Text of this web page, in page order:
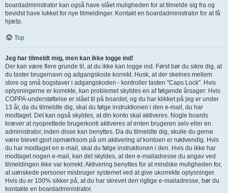
boardadministrator kan også have slået muligheden for at tilmelde sig fra og
bevidst have lukket for nye tilmeldinger. Kontakt en boardadministrator for at få
hjælp.
Top
Jeg har tilmeldt mig, men kan ikke logge ind!
Der kan være flere grunde til, at du ikke kan logge ind. Først bør du sikre dig, at
du taster brugernavn og adgangskode korrekt. Husk, at der skelnes mellem
store og små bogstaver i adgangskoden - kontroller tasten "Caps Lock". Hvis
oplysningerne er korrekte, kan problemet skyldes en af følgende årsager: Hvis
COPPA-understøttelse er slået til på boardet, og du har klikket på jeg er under
13 år, da du tilmeldte dig, skal du følge instruktionen i den e-mail, du har
modtaget. Det kan også skyldes, at din konto skal aktiveres. Nogle boards
kræver at nyoprettede brugerkonti aktiveres af enten brugeren selv eller en
administrator, inden disse kan benyttes. Da du tilmeldte dig, skulle du gerne
være blevet gjort opmærksom på om aktivering af kontoen er nødvendig. Hvis
du har modtaget en e-mail, skal du følge instruktionen i den. Hvis du ikke har
modtaget nogen e-mail, kan det skyldes, at den e-mailadresse du angav ved
tilmeldingen ikke var korrekt. Aktivering benyttes for at mindske muligheden for,
at uønskede personer misbruger systemet ved at give ukorrekte oplysninger.
Hvis du er 100% sikker på, at du har skrevet den rigtige e-mailadresse, bør du
kontakte en boardadministrator.